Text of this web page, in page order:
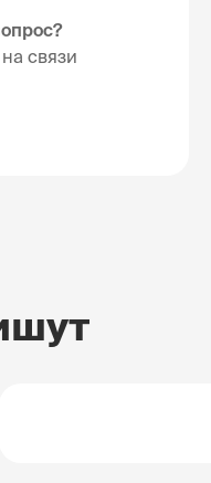
связи